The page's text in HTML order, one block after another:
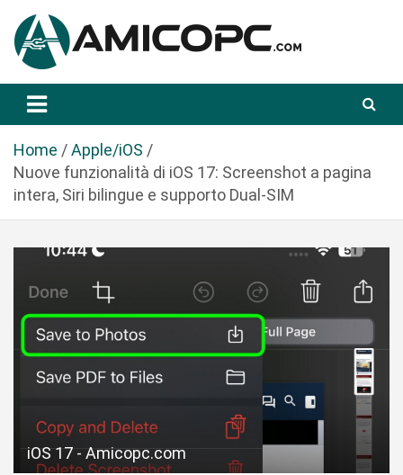
a
Amicopc.com
Home
Apple/iOS
Nuove funzionalità di iOS 17: Screenshot a pagina
intera, Siri bilingue e supporto Dual-SIM
iOS 17 - Amicopc.com